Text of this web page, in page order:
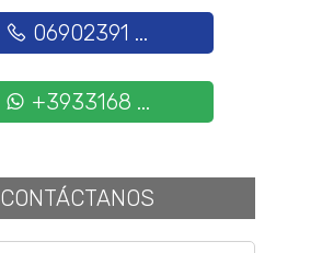
06902391 ...
+3933168 ...
CONTÁCTANOS